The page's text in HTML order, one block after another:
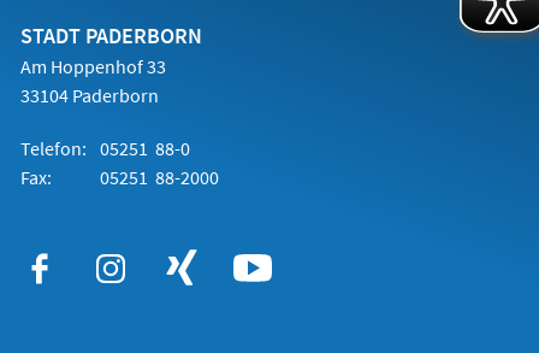
STADT PADERBORN
Am Hoppenhof 33
33104 Paderborn
Telefon: 05251 88-0
Fax:
05251 88-2000